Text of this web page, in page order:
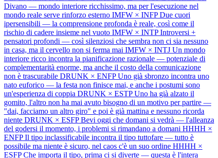
Divano — mondo interiore ricchissimo, ma per l'esecuzione nel
mondo reale serve rinforzo esterno IMFW × INFP Due cuori
ipersensibili — la comprensione profonda è reale, così come il
rischio di cadere insieme nel vuoto IMFW × INTP Introversi +
pensatori profondi — così silenziosi che sembra non ci sia nessuno
in casa, ma il cervello non si ferma mai IMFW × INTJ Un mondo
interiore ricco incontra la pianificazione razionale — potenziale di
complementarità enorme, ma anche il costo della comunicazione
non è trascurabile DRUNK × ENFP Uno già sbronzo incontra uno
nato euforico — la festa non finisce mai, e anche i postumi sono
un'esperienza di coppia DRUNK × ESTP Uno ha già alzato il
gomito, l'altro non ha mai avuto bisogno di un motivo per partire —
"dai, facciamo un altro giro" e poi è già mattina e nessuno ricorda
niente DRUNK × ESFP Bevi oggi che domani si vedrà — l'alleanza
del godersi il momento, i problemi si rimandano a domani HHHH ×
ENFP Il tipo inclassificabile incontra il tipo tuttofare — tutto è
possibile ma niente è sicuro, nel caos c'è un suo ordine HHHH ×
ESFP Che importa il tipo, prima ci si diverte — questa è l'intera